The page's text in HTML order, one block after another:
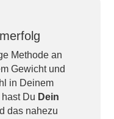
Methode an
Gewicht und
in Deinem
Du Dein
das nahezu